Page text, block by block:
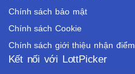
Chính sách bảo mật
Chính sách Cookie
Chính sách giới thiệu nhận điểm
Kết nối với LottPicker